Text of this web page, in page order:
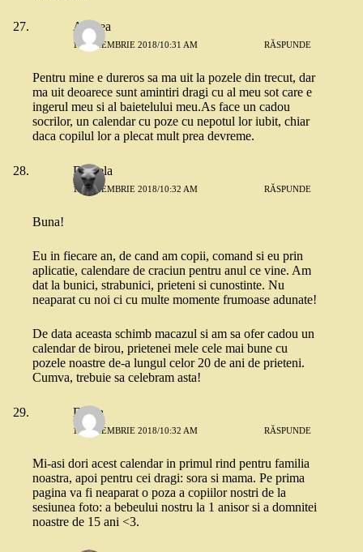
Andrea
13 NOIEMBRIE 2018/10:31 AM RĂSPUNDE
Pentru mine e dureros sa ma uit la pozele din trecut, dar
ma uit deoarece sunt amintiri dragi cu al meu sot care e
ingerul meu si al baietelului meu.As face un cadou
socrilor, un calendar cu poze cu nepotul lor iubit, chiar
daca copilul lor a plecat mult prea devreme.
Daniela
13 NOIEMBRIE 2018/10:32 AM RĂSPUNDE
Buna!
Eu in fiecare an, de cand am copii, comand si eu prin
aplicatie, calendare de craciun pentru anul ce vine. Am
dat la bunici, strabunici, prieteni si cunostinte. Nu
neaparat cu noi ci cu multe momente frumoase adunate!
De data aceasta schimb macazul si am sa ofer cadou un
calendar de birou, prietenei mele cele mai bune cu
pozele noastre de-a lungul celor 20 de ani de prieteni.
Cumva, trebuie sa celebram asta!
Diana
13 NOIEMBRIE 2018/10:32 AM RĂSPUNDE
Mi-asi dori acest calendar in primul rind pentru familia
noastra, apoi pentru cei dragi: sora si mama. Pe prima
pagina va fi neaparat o poza a copiilor nostri de la
sesiunea foto: a bebeului nostru la 1 anisor si a domnitei
noastre de 15 ani <3.